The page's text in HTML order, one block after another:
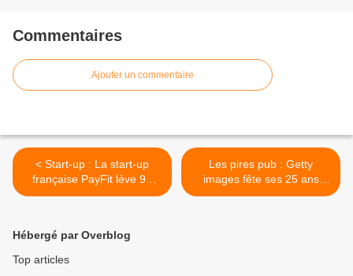
Commentaires
Ajouter un commentaire
< Start-up : La start-up
française PayFit lève 90
millions d'euros
Les pires pub : Getty
images fête ses 25 ans
avec une campagne à
Hébergé par Overblog
Top articles